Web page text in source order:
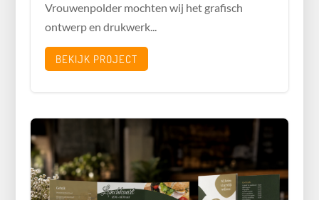
Vrouwenpolder mochten wij het grafisch
ontwerp en drukwerk...
BEKIJK PROJECT